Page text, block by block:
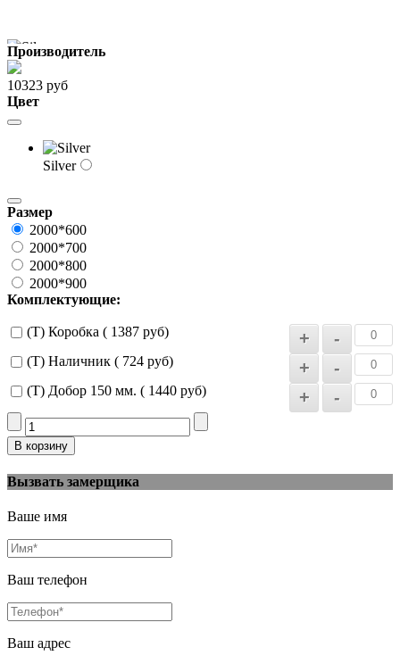
Производитель
10323 руб
Цвет
Silver
Размер
2000*600
2000*700
2000*800
2000*900
Комплектующие:
(Т) Коробка ( 1387 руб)
(Т) Наличник ( 724 руб)
(Т) Добор 150 мм. ( 1440 руб)
Вызвать замерщика
Ваше имя
Ваш телефон
Ваш адрес